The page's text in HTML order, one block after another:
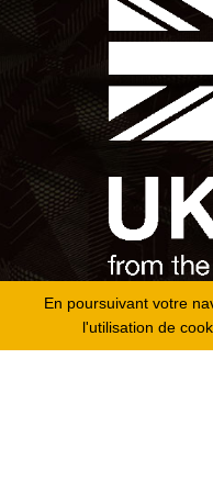
En poursuivant votre
l'utilisation de